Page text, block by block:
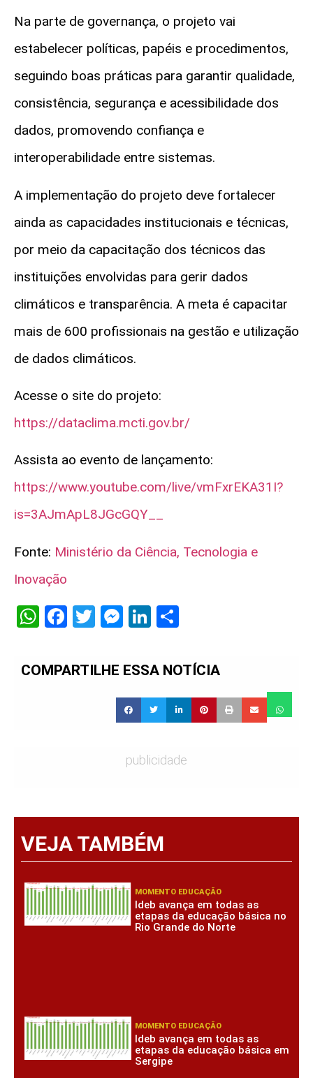
Na parte de governança, o projeto vai
estabelecer políticas, papéis e procedimentos,
seguindo boas práticas para garantir qualidade,
consistência, segurança e acessibilidade dos
dados, promovendo confiança e
interoperabilidade entre sistemas.
A implementação do projeto deve fortalecer
ainda as capacidades institucionais e técnicas,
por meio da capacitação dos técnicos das
instituições envolvidas para gerir dados
climáticos e transparência. A meta é capacitar
mais de 600 profissionais na gestão e utilização
de dados climáticos.
Acesse o site do projeto:
https://dataclima.mcti.gov.br/
Assista ao evento de lançamento:
https://www.youtube.com/live/vmFxrEKA31I?
is=3AJmApL8JGcGQY__
Fonte: Ministério da Ciência, Tecnologia e
Inovação
WhatsApp
Facebook
Twitter
Messenger
LinkedIn
COMPARTILHE ESSA NOTÍCIA
publicidade
VEJA TAMBÉM
MOMENTO EDUCAÇÃO
Ideb avança em todas as
etapas da educação básica no
Rio Grande do Norte
MOMENTO EDUCAÇÃO
Ideb avança em todas as
etapas da educação básica em
Sergipe